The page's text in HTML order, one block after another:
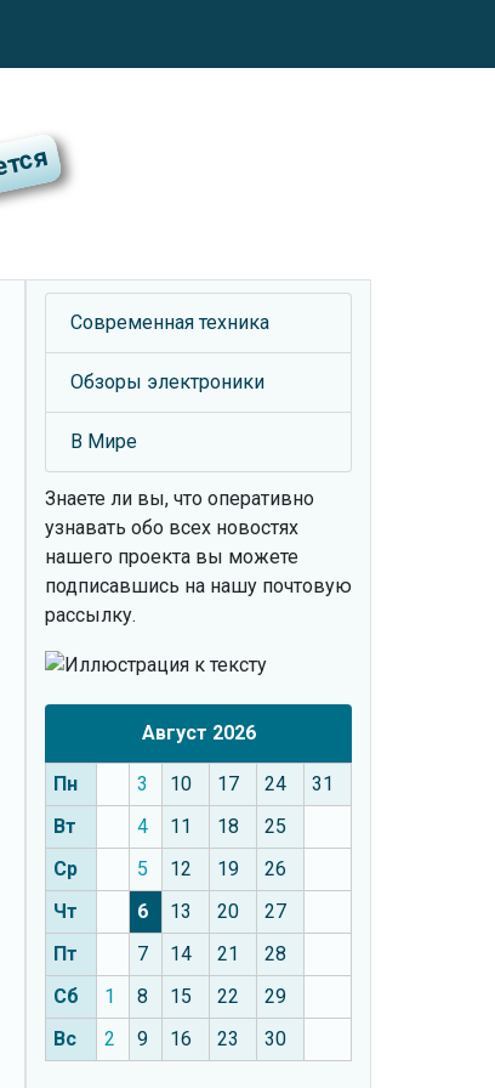
Современная техника
Обзоры электроники
В Мире
Знаете ли вы, что оперативно
узнавать обо всех новостях
нашего проекта вы можете
подписавшись на нашу почтовую
рассылку.
Август 2026
Пн 3 10 17 24
31
Вт
4 11 18
25
Ср
5 12 19
26
Чт
6 13 20
27
Пт
7 14 21
28
Сб
1 8 15 22
29
Вс
2 9 16 23 30